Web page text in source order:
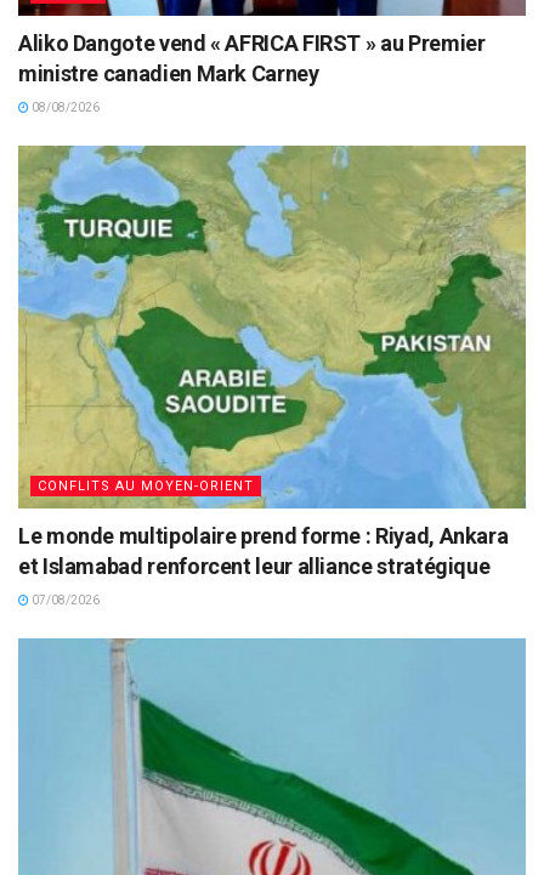
Aliko Dangote vend « AFRICA FIRST » au Premier
ministre canadien Mark Carney
08/08/2026
CONFLITS AU MOYEN-ORIENT
Le monde multipolaire prend forme : Riyad, Ankara
et Islamabad renforcent leur alliance stratégique
07/08/2026